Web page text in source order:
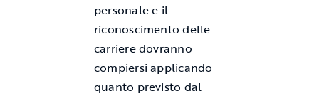
personale e il
riconoscimento delle
carriere dovranno
compiersi applicando
quanto previsto dal